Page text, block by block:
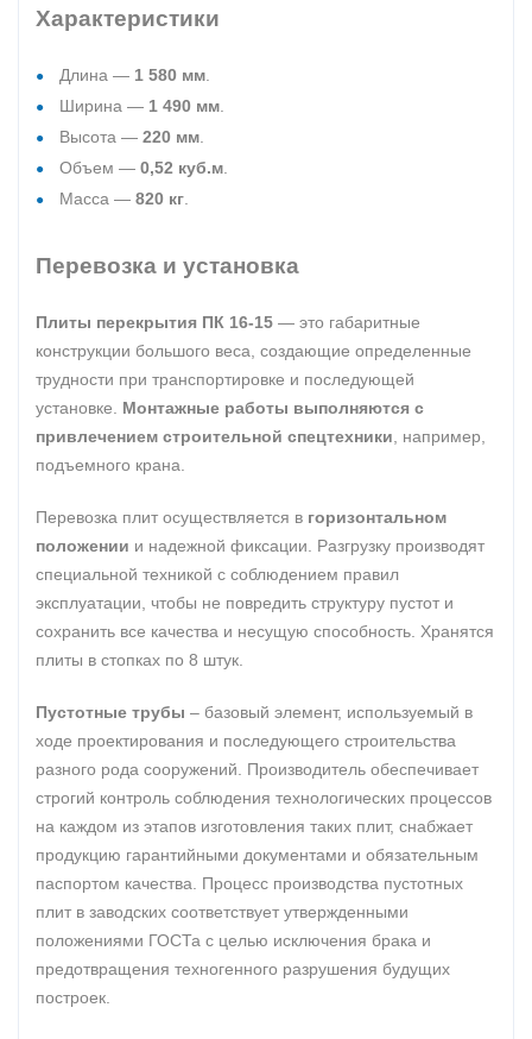
Характеристики
Длина — 1 580 мм
Ширина — 1 490 мм
Высота — 220 мм
Объем — 0,52 куб.м
Масса — 820 кг
Перевозка и установка
Плиты перекрытия ПК 16-15 — это габаритные
конструкции большого веса, создающие определенные
трудности при транспортировке и последующей
установке. Монтажные работы выполняются с
привлечением строительной спецтехники , например,
подъемного крана.
Перевозка плит осуществляется в горизонтальном
положении и надежной фиксации. Разгрузку производят
специальной техникой с соблюдением правил
эксплуатации, чтобы не повредить структуру пустот и
сохранить все качества и несущую способность. Хранятся
плиты в стопках по 8 штук.
Пустотные трубы – базовый элемент, используемый в
ходе проектирования и последующего строительства
разного рода сооружений. Производитель обеспечивает
строгий контроль соблюдения технологических процессов
на каждом из этапов изготовления таких плит, снабжает
продукцию гарантийными документами и обязательным
паспортом качества. Процесс производства пустотных
плит в заводских соответствует утвержденными
положениями ГОСТа с целью исключения брака и
предотвращения техногенного разрушения будущих
построек.